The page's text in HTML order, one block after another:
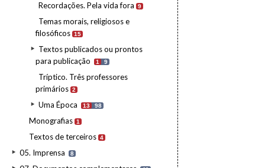
Recordações. Pela vida fora 9
Temas morais, religiosos e
filosóficos 15
Textos publicados ou prontos
para publicação
1 9
Tríptico. Três professores
primários 2
Uma Época 13 98
Monografias 1
Textos de terceiros 4
05. Imprensa 8